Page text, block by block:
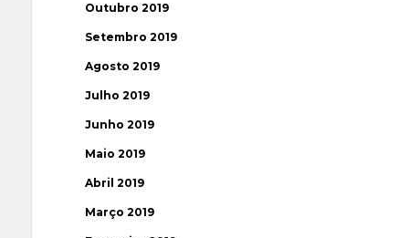
Outubro 2019
Setembro 2019
Agosto 2019
Julho 2019
Junho 2019
Maio 2019
Abril 2019
Março 2019